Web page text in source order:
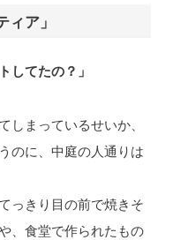
ア」
してたの？」
しまっているせいか、
のに、中庭の人通りは
っきり目の前で焼きそ
、食堂で作られたもの